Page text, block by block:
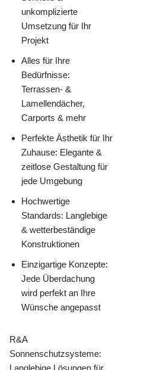
unkomplizierte
Umsetzung für Ihr
Projekt
Alles für Ihre
Bedürfnisse:
Terrassen- &
Lamellendächer,
Carports & mehr
Perfekte Ästhetik für Ihr
Zuhause: Elegante &
zeitlose Gestaltung für
jede Umgebung
Hochwertige
Standards: Langlebige
& wetterbeständige
Konstruktionen
Einzigartige Konzepte:
Jede Überdachung
wird perfekt an Ihre
Wünsche angepasst
R&A
Sonnenschutzsysteme: